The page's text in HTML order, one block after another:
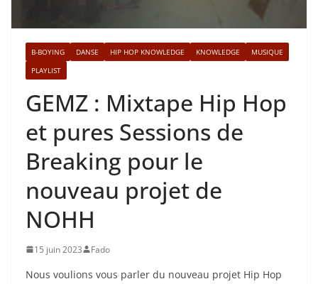
B-BOYING DANSE HIP HOP KNOWLEDGE KNOWLEDGE
MUSIQUE
PLAYLIST
GEMZ : Mixtape Hip Hop
et pures Sessions de
Breaking pour le
nouveau projet de
NOHH
15 juin 2023 Fado
Nous voulions vous parler du nouveau projet Hip Hop